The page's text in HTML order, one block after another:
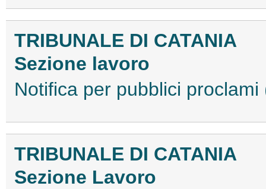
TRIBUNALE DI CATANIA
Sezione lavoro
Notifica per pubblici proclami
TRIBUNALE DI CATANIA
Sezione Lavoro